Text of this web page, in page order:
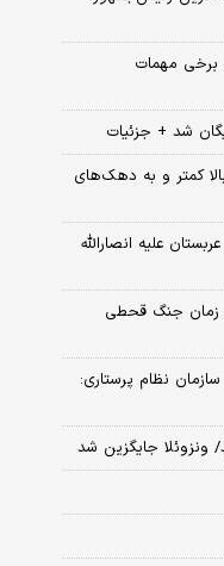
برخی مهمات
شد + جزئیات
کمتر و به دهک‌های
علیه انصارالله
زمان جنگ قحطی
نظام پرستاری:
ونزوئلا جایگزین شد